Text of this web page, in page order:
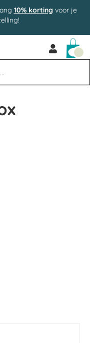
10% korting voor je